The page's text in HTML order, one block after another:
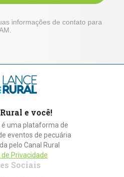
informações de contato para
e você!
é uma plataforma de
eventos de pecuária
pelo Canal Rural
de Privacidade
Sociais